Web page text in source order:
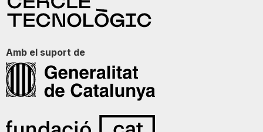
Amb el suport de